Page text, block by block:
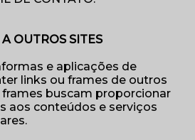
OUTROS SITES
e aplicações de
links ou frames de outros
frames buscam proporcionar
aos conteúdos e serviços